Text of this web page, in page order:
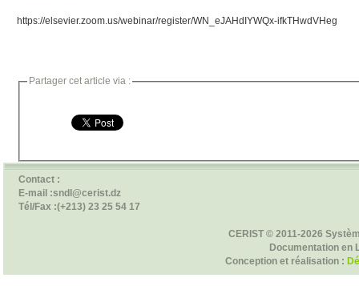
https://elsevier.zoom.us/webinar/register/WN_eJAHdIYWQx-ifkTHwdVHeg
Partager cet article via :
Contact :
E-mail :sndl@cerist.dz
Tél/Fax :(+213) 23 25 54 17
CERIST © 2011-2026
Documentation en
Conception et réalisation :